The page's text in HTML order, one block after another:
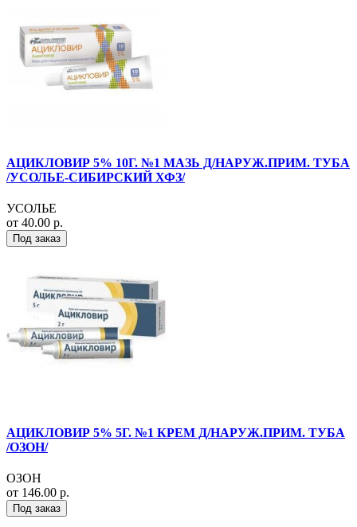
АЦИКЛОВИР 5% 10Г. №1 МАЗЬ Д/НАРУЖ.ПРИМ. ТУБА
/УСОЛЬЕ-СИБИРСКИЙ ХФЗ/
УСОЛЬЕ
от 40.00 р.
Под заказ
АЦИКЛОВИР 5% 5Г. №1 КРЕМ Д/НАРУЖ.ПРИМ. ТУБА
/ОЗОН/
ОЗОН
от 146.00 р.
Под заказ